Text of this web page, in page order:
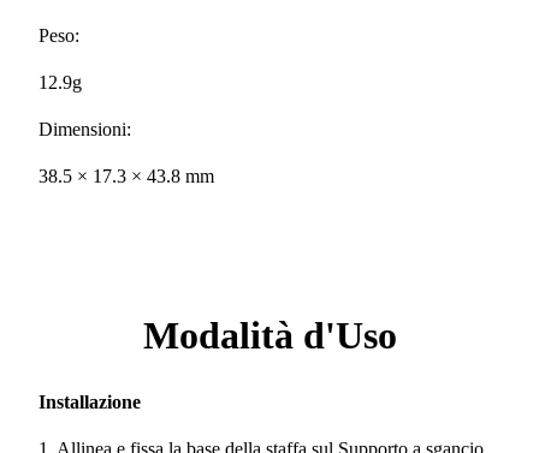
Peso:
12.9g
Dimensioni:
38.5 × 17.3 × 43.8 mm
Modalità d'Uso
Installazione
1. Allinea e fissa la base della staffa sul Supporto a sgancio